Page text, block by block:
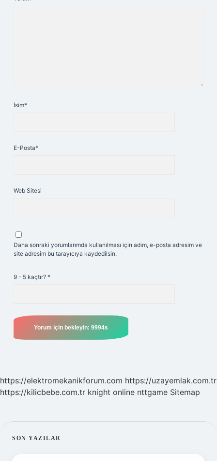
İsim*
E-Posta*
Web Sitesi
Daha sonraki yorumlarımda kullanılması için adım, e-posta adresim ve
site adresim bu tarayıcıya kaydedilsin.
9 - 5 kaçtır? *
https://elektromekanikforum.com https://uzayemlak.com.tr
https://kilicbebe.com.tr knight online nttgame Sitemap
SIDEBAR
SON YAZILAR